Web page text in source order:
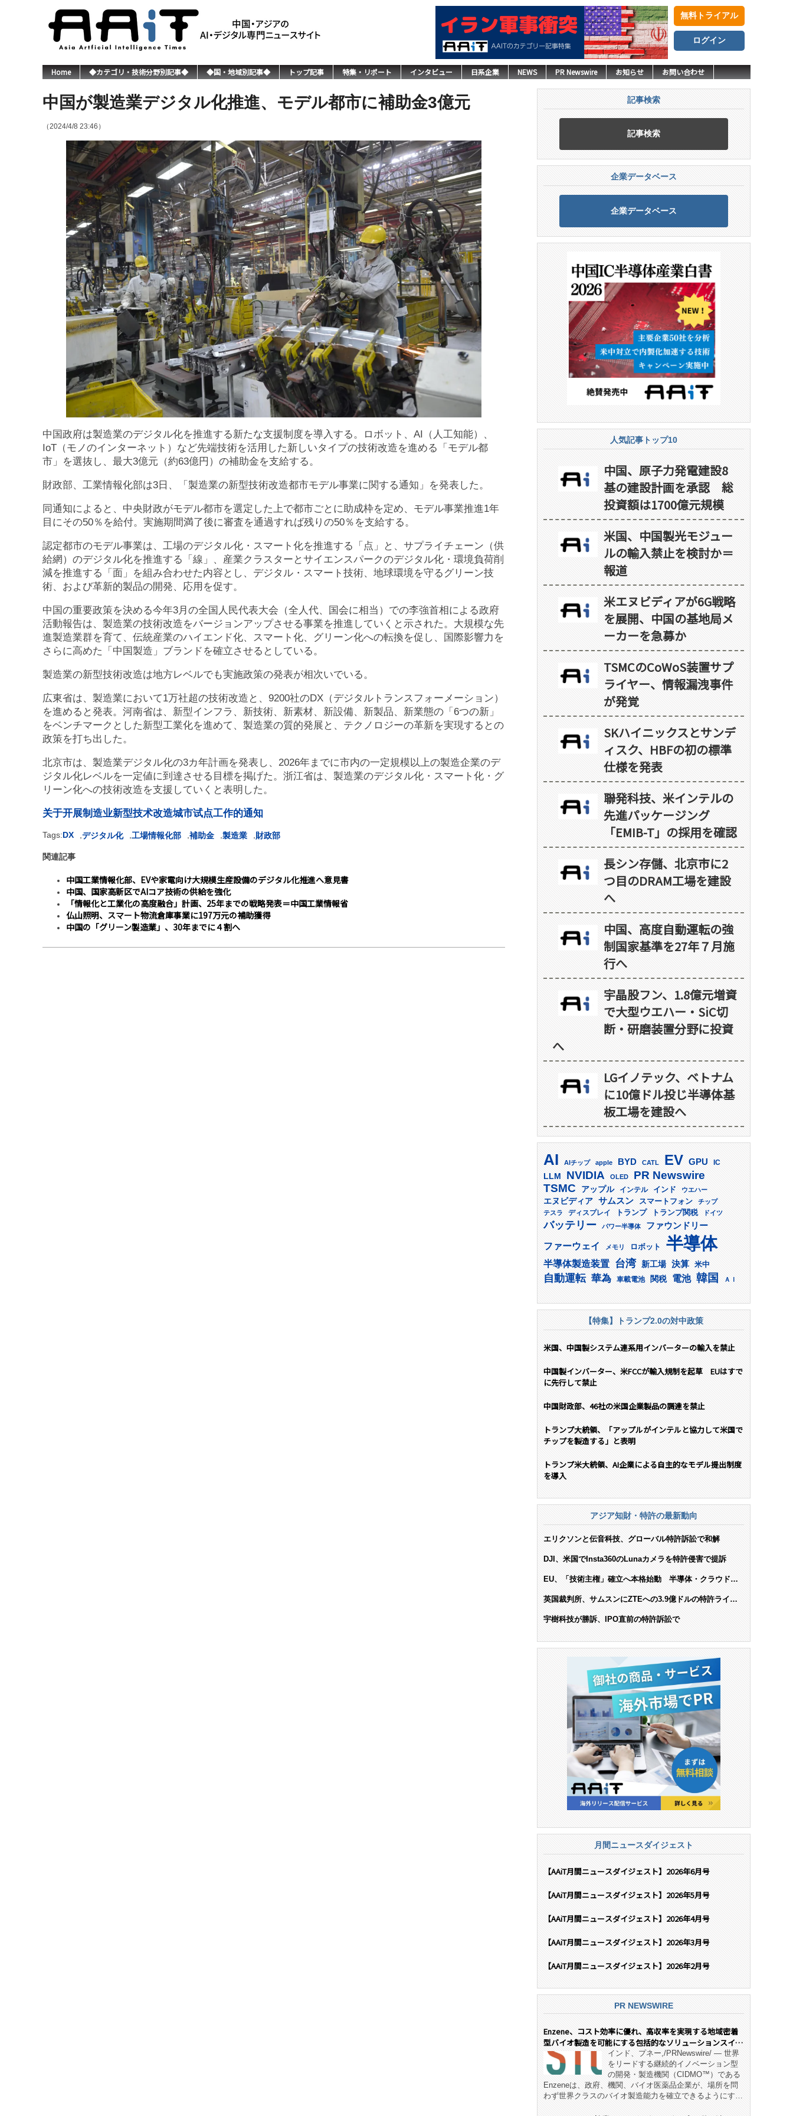
無料トライアル
ログイン
Home ◆カテゴリ・技術分野別記事◆ ◆国・地域別記事◆ トップ記事 特集・リポート インタビュー 日系企業 NEWS PR Newswire お知らせ お問い合わせ
中国が製造業デジタル化推進、モデル都市に補助金3億元
（2024/4/8 23:46）
中国政府は製造業のデジタル化を推進する新たな支援制度を導入する。ロボット、AI（人工知能）、
IoT（モノのインターネット）など先端技術を活用した新しいタイプの技術改造を進める「モデル都
市」を選抜し、最大3億元（約63億円）の補助金を支給する。
財政部、工業情報化部は3日、「製造業の新型技術改造都市モデル事業に関する通知」を発表した。
同通知によると、中央財政がモデル都市を選定した上で都市ごとに助成枠を定め、モデル事業推進1年
目にその50％を給付。実施期間満了後に審査を通過すれば残りの50％を支給する。
認定都市のモデル事業は、工場のデジタル化・スマート化を推進する「点」と、サプライチェーン（供
給網）のデジタル化を推進する「線」、産業クラスターとサイエンスパークのデジタル化・環境負荷削
減を推進する「面」を組み合わせた内容とし、デジタル・スマート技術、地球環境を守るグリーン技
術、および革新的製品の開発、応用を促す。
中国の重要政策を決める今年3月の全国人民代表大会（全人代、国会に相当）での李強首相による政府
活動報告は、製造業の技術改造をバージョンアップさせる事業を推進していくと示された。大規模な先
進製造業群を育て、伝統産業のハイエンド化、スマート化、グリーン化への転換を促し、国際影響力を
さらに高めた「中国製造」ブランドを確立させるとしている。
製造業の新型技術改造は地方レベルでも実施政策の発表が相次いでいる。
広東省は、製造業において1万社超の技術改造と、9200社のDX（デジタルトランスフォーメーション）
を進めると発表。河南省は、新型インフラ、新技術、新素材、新設備、新製品、新業態の「6つの新」
をベンチマークとした新型工業化を進めて、製造業の質的発展と、テクノロジーの革新を実現するとの
政策を打ち出した。
北京市は、製造業デジタル化の3カ年計画を発表し、2026年までに市内の一定規模以上の製造企業のデ
ジタル化レベルを一定値に到達させる目標を掲げた。浙江省は、製造業のデジタル化・スマート化・グ
リーン化への技術改造を支援していくと表明した。
关于开展制造业新型技术改造城市试点工作的通知
Tags:DX デジタル化 工場情報化部 補助金 製造業 財政部
関連記事
中国工業情報化部、EVや家電向け大規模生産設備のデジタル化推進へ意見書
中国、国家高新区でAIコア技術の供給を強化
「情報化と工業化の高度融合」計画、25年までの戦略発表＝中国工業情報省
仏山照明、スマート物流倉庫事業に197万元の補助獲得
中国の「グリーン製造業」、30年までに４割へ
記事検索
記事検索
企業データベース
企業データベース
人気記事トップ10
中国、原子力発電建設8
基の建設計画を承認 総
投資額は1700億元規模
米国、中国製光モジュー
ルの輸入禁止を検討か＝
報道
米エヌビディアが6G戦略
を展開、中国の基地局メ
ーカーを急募か
TSMCのCoWoS装置サプ
ライヤー、情報漏洩事件
が発覚
SKハイニックスとサンデ
ィスク、HBFの初の標準
仕様を発表
聯発科技、米インテルの
先進パッケージング
「EMIB-T」の採用を確認
長シン存儲、北京市に2
つ目のDRAM工場を建設
へ
中国、高度自動運転の強
制国家基準を27年７月施
行へ
宇晶股フン、1.8億元増資
で大型ウエハー・SiC切
断・研磨装置分野に投資
へ
LGイノテック、ベトナム
に10億ドル投じ半導体基
板工場を建設へ
AI AIチップ apple BYD CATL EV GPU IC
LLM NVIDIA OLED PR Newswire
TSMC アップル インテル インド ウエハー
エヌビディア サムスン スマートフォン
チップ
テスラ
ディスプレイ トランプ トランプ関税 ドイツ
バッテリー パワー半導体 ファウンドリー
ファーウェイ メモリ ロボット 半導体
半導体製造装置 台湾 新工場 決算 米中
自動運転 華為 車載電池 関税 電池 韓国 ＡＩ
【特集】トランプ2.0の対中政策
米国、中国製システム連系用インバーターの輸入を禁止
中国製インバーター、米FCCが輸入規制を起草 EUはすで
に先行して禁止
中国財政部、46社の米国企業製品の調達を禁止
トランプ大統領、「アップルがインテルと協力して米国で
チップを製造する」と表明
トランプ米大統領、AI企業による自主的なモデル提出制度
を導入
アジア知財・特許の最新動向
エリクソンと伝音科技、グローバル特許訴訟で和解
DJI、米国でInsta360のLunaカメラを特許侵害で提訴
EU、「技術主権」確立へ本格始動 半導体・クラウド・
英国裁判所、サムスンにZTEへの3.9億ドルの特許ライセ
宇樹科技が勝訴、IPO直前の特許訴訟で
月間ニュースダイジェスト
【AAiT月間ニュースダイジェスト】2026年6月号
【AAiT月間ニュースダイジェスト】2026年5月号
【AAiT月間ニュースダイジェスト】2026年4月号
【AAiT月間ニュースダイジェスト】2026年3月号
【AAiT月間ニュースダイジェスト】2026年2月号
PR NEWSWIRE
Enzene、コスト効率に優れ、高収率を実現する地域密着
型バイオ製造を可能にする包括的なソリューションスイー
ト「NeX™」 をリリースインド、プネー,/PRNewswire/ — 世界
をリードする継続的イノベーション型
の開発・製造機関（CIDMO™）である
Enzeneは、政府、機関、バイオ医薬品企業が、場所を問
わず世界クラスのバイオ製造能力を確立できるようにす